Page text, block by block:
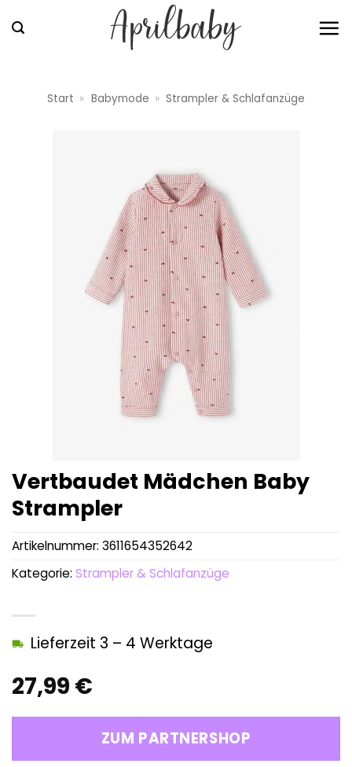
Inhalt
Start » Babymode » Strampler & Schlafanzüge
Vertbaudet Mädchen Baby
Strampler
27,99 €
Lieferzeit 3 – 4 Werktage
ZUM PARTNERSHOP
Artikelnummer: 3611654352642
Kategorie: Strampler & Schlafanzüge